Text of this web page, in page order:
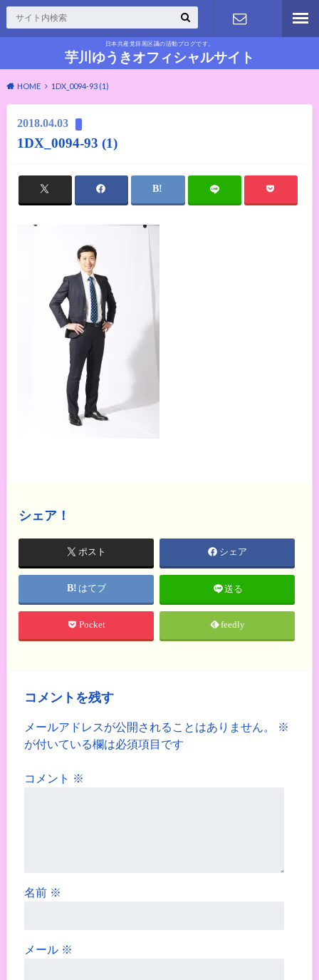
日本共産党目黒区議の活動ブログです。
芋川ゆうきオフィシャルサイト
お問い合わ
HOME 1DX_0094-93 (1)
2018.04.03
1DX_0094-93 (1)
シェア！
ポスト シェア
はてブ 送る
Pocket feedly
コメントを残す
メールアドレスが公開されることはありません。
※
が付いている欄は必須項目です
コメント ※
名前 ※
メール ※